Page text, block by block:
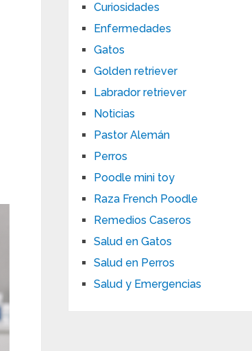
Curiosidades
Enfermedades
Gatos
Golden retriever
Labrador retriever
Noticias
Pastor Alemán
Perros
Poodle mini toy
Raza French Poodle
Remedios Caseros
Salud en Gatos
Salud en Perros
Salud y Emergencias